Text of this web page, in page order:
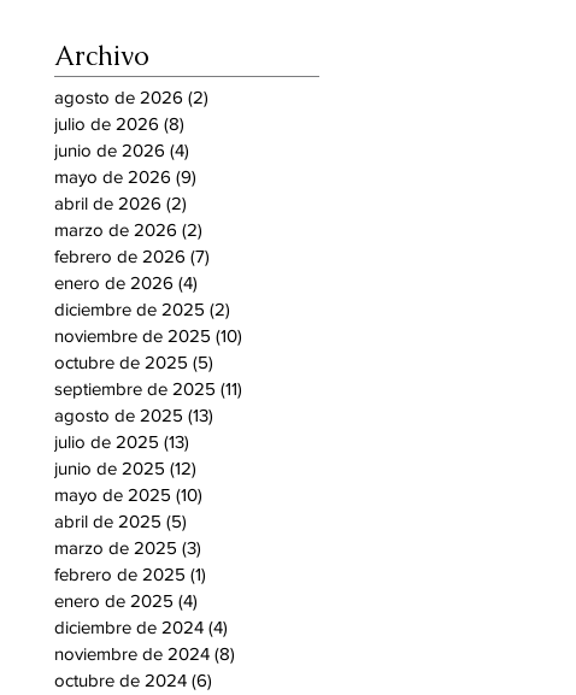
Archivo
agosto de 2026 (2)
julio de 2026 (8)
junio de 2026 (4)
mayo de 2026 (9)
abril de 2026 (2)
marzo de 2026 (2)
febrero de 2026 (7)
enero de 2026 (4)
diciembre de 2025 (2)
noviembre de 2025 (10)
octubre de 2025 (5)
septiembre de 2025 (11)
agosto de 2025 (13)
julio de 2025 (13)
junio de 2025 (12)
mayo de 2025 (10)
abril de 2025 (5)
marzo de 2025 (3)
febrero de 2025 (1)
enero de 2025 (4)
diciembre de 2024 (4)
noviembre de 2024 (8)
octubre de 2024 (6)